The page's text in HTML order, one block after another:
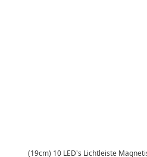
(19cm) 10 LED's Lichtleiste